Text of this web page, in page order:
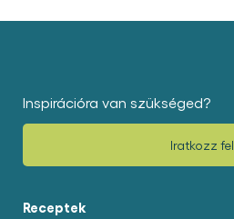
Inspirációra van szükséged?
Iratkozz fel
Receptek